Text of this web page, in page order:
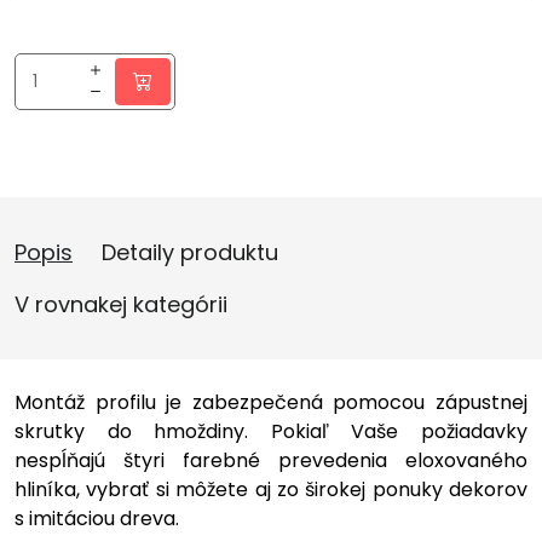
Popis
Detaily produktu
V rovnakej kategórii
Montáž profilu je zabezpečená pomocou zápustnej
skrutky do hmoždiny. Pokiaľ Vaše požiadavky
nespĺňajú štyri farebné prevedenia eloxovaného
hliníka, vybrať si môžete aj zo širokej ponuky dekorov
s imitáciou dreva.